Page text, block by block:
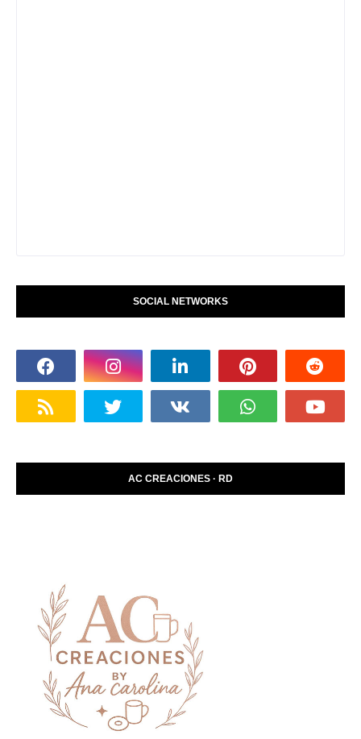
SOCIAL NETWORKS
AC CREACIONES · RD